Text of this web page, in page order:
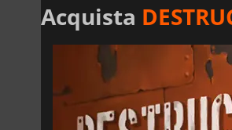
Acquista